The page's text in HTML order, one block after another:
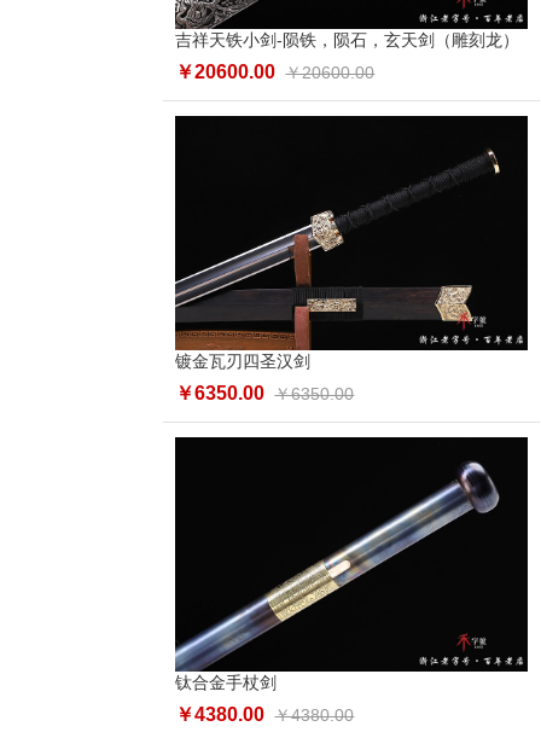
吉祥天铁小剑-陨铁，陨石，玄天剑（雕刻龙）
￥20600.00 ￥20600.00
镀金瓦刃四圣汉剑
￥6350.00 ￥6350.00
钛合金手杖剑
￥4380.00 ￥4380.00